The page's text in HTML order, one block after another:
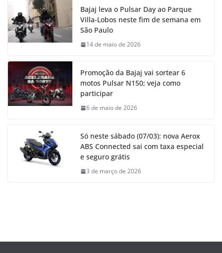
Bajaj leva o Pulsar Day ao Parque
Villa-Lobos neste fim de semana em
São Paulo
14 de maio de 2026
Promoção da Bajaj vai sortear 6
motos Pulsar N150; veja como
participar
6 de maio de 2026
Só neste sábado (07/03): nova Aerox
ABS Connected sai com taxa especial
e seguro grátis
3 de março de 2026